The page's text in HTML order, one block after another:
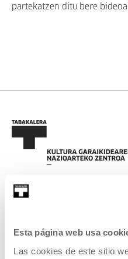
Esta página web usa
Las cookies de este sitio
partekatzen ditu bere
ZATOZ